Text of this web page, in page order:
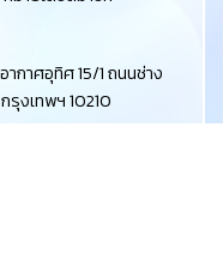
กาศอุทิศ 15/1 ถนนช่าง
รุงเทพฯ 10210